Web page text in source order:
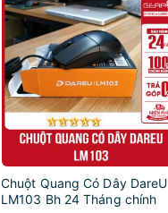
Chuột Quang Có Dây DareU
LM103 Bh 24 Tháng chính